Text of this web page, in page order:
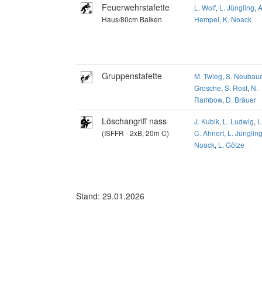
Feuerwehrstafette
Haus/80cm Balken
L. Wolf, L. Jüngling,
Hempel, K. Noack
Gruppenstafette M. Twieg, S.
Grosche, S. Rost, N.
Rambow, D. Bräuer
Löschangriff nass
(ISFFR - 2xB, 20m C)
J. Kubik, L. Ludwig,
C. Ahnert, L. Jüngling
Noack, L. Götze
Stand: 29.01.2026